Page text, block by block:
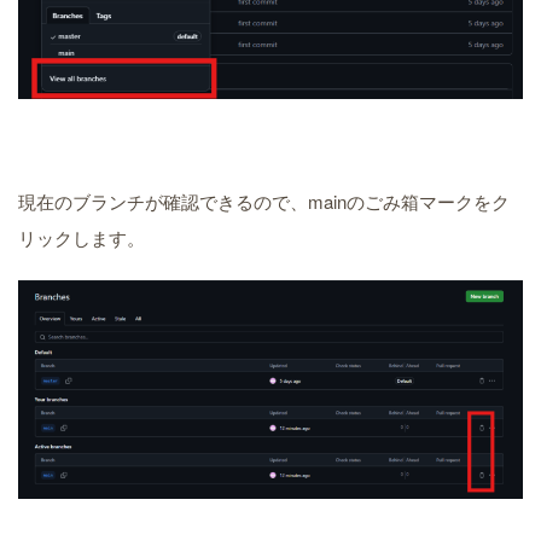
現在のブランチが確認できるので、mainのごみ箱マークをク
リックします。